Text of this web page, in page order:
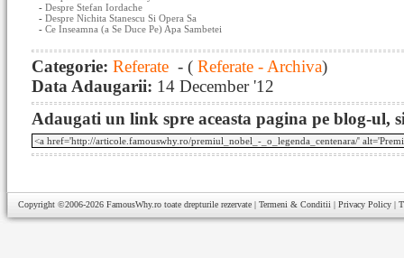
- Despre Stefan Iordache
- Despre Nichita Stanescu Si Opera Sa
- Ce Inseamna (a Se Duce Pe) Apa Sambetei
Categorie: Referate - ( Referate - Archiva)
Data Adaugarii: 14 December '12
Adaugati un link spre aceasta pagina pe blog-ul,
Copyright ©2006-2026 FamousWhy.ro toate drepturile rezervate | Termeni & Conditii | Privacy Policy |